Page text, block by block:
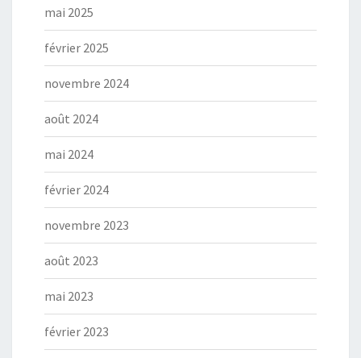
mai 2025
février 2025
novembre 2024
août 2024
mai 2024
février 2024
novembre 2023
août 2023
mai 2023
février 2023